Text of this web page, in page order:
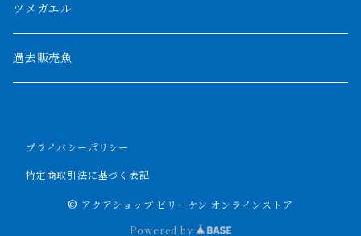
パルマス
ポーリー
セネガルス
ナイル川
ブリードポリプ
エンドリケリー
1800mm
2000mm以上
ツメガエル
過去販売魚
プライバシーポリシー
特定商取引法に基づく表記
© アクアショップ ビリーケン オンラインストア
Powered by